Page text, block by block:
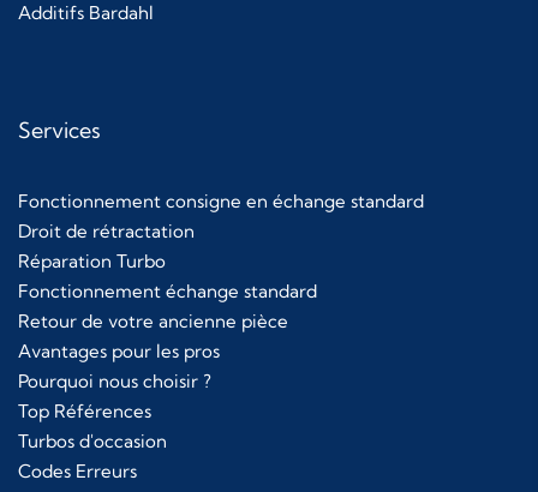
Additifs Bardahl
Services
Fonctionnement consigne en échange standard
Droit de rétractation
Réparation Turbo
Fonctionnement échange standard
Retour de votre ancienne pièce
Avantages pour les pros
Pourquoi nous choisir ?
Top Références
Turbos d'occasion
Codes Erreurs